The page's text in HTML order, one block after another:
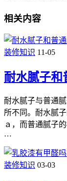
相关内容
装修知识 11-05
耐水腻子和
耐水腻子与普通
所不同。耐水腻
ａ，而普通腻子
…
装修知识 03-03